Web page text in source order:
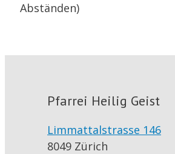
Abständen)
Pfarrei Heilig Geist
Limmattalstrasse 146
8049 Zürich